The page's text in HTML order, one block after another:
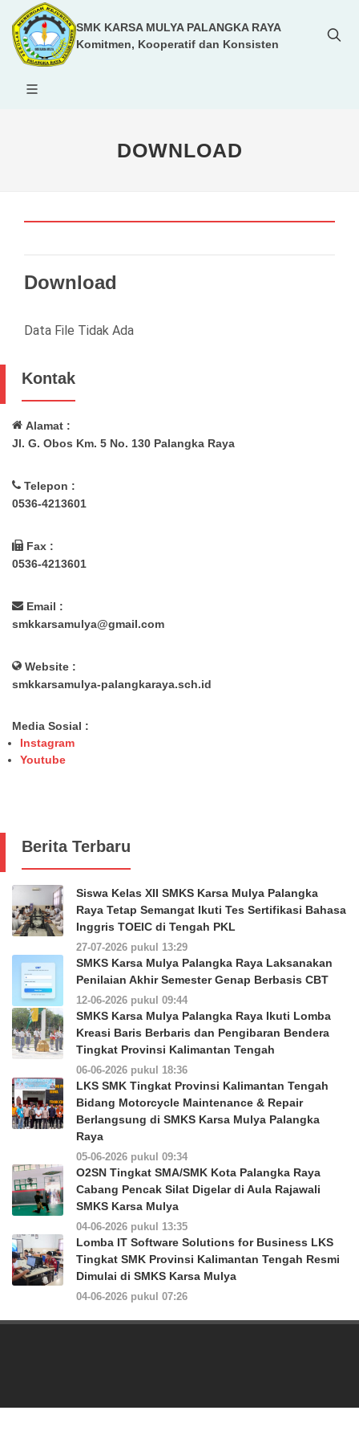
SMK KARSA MULYA PALANGKA RAYA
Komitmen, Kooperatif dan Konsisten
DOWNLOAD
Download
Data File Tidak Ada
Kontak
Alamat :
Jl. G. Obos Km. 5 No. 130 Palangka Raya
Telepon :
0536-4213601
Fax :
0536-4213601
Email :
smkkarsamulya@gmail.com
Website :
smkkarsamulya-palangkaraya.sch.id
Media Sosial :
Instagram
Youtube
Berita Terbaru
Siswa Kelas XII SMKS Karsa Mulya Palangka
Raya Tetap Semangat Ikuti Tes Sertifikasi Bahasa
Inggris TOEIC di Tengah PKL
27-07-2026 pukul 13:29
SMKS Karsa Mulya Palangka Raya Laksanakan
Penilaian Akhir Semester Genap Berbasis CBT
12-06-2026 pukul 09:44
SMKS Karsa Mulya Palangka Raya Ikuti Lomba
Kreasi Baris Berbaris dan Pengibaran Bendera
Tingkat Provinsi Kalimantan Tengah
06-06-2026 pukul 18:36
LKS SMK Tingkat Provinsi Kalimantan Tengah
Bidang Motorcycle Maintenance & Repair
Berlangsung di SMKS Karsa Mulya Palangka
Raya
05-06-2026 pukul 09:34
O2SN Tingkat SMA/SMK Kota Palangka Raya
Cabang Pencak Silat Digelar di Aula Rajawali
SMKS Karsa Mulya
04-06-2026 pukul 13:35
Lomba IT Software Solutions for Business LKS
Tingkat SMK Provinsi Kalimantan Tengah Resmi
Dimulai di SMKS Karsa Mulya
04-06-2026 pukul 07:26